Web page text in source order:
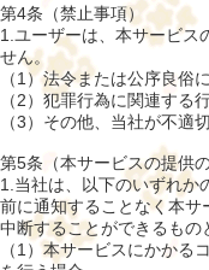
第4条（禁止事項）
1.ユーザーは、本サービス
せん。
（1）法令または公序良俗
（2）犯罪行為に関連する
（3）その他、当社が不適
第5条（本サービスの提供の
1.当社は、以下のいずれか
前に通知することなく本
中断することができるもの
（1）本サービスにかかる